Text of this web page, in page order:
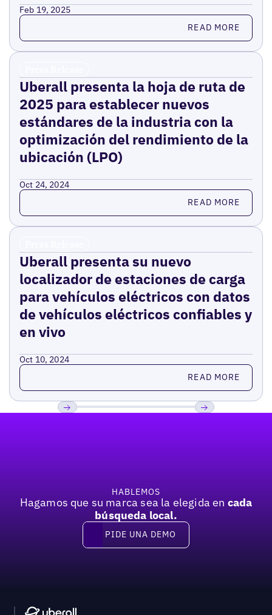
Feb 19, 2025
Read more READ MORE
Uberall presenta la hoja de ruta de
2025 para establecer nuevos
estándares de la industria con la
optimización del rendimiento de la
ubicación (LPO)
Oct 24, 2024
Read more READ MORE
Uberall presenta su nuevo
localizador de estaciones de carga
para vehículos eléctricos con datos
de vehículos eléctricos confiables y
en vivo
Oct 10, 2024
Read more READ MORE
HABLEMOS
Hagamos que su marca sea la elegida en cada
búsqueda local.
Pide una demo
PIDE UNA DEMO